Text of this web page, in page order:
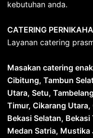
kebutuhan anda.
CATERING
Layanan catering
Masakan catering
Cibitung, Tambun
Utara, Setu,
Timur, Cikarang
Bekasi Selatan,
Medan Satria, Mustika